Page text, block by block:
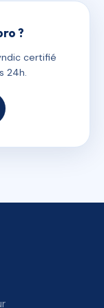
?
certifié
24h.